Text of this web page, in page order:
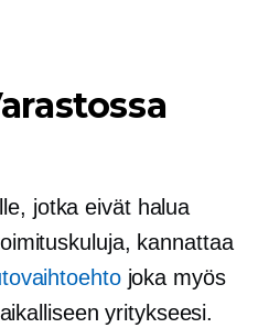
jotka eivät halua
kannattaa
joka myös
yritykseesi.